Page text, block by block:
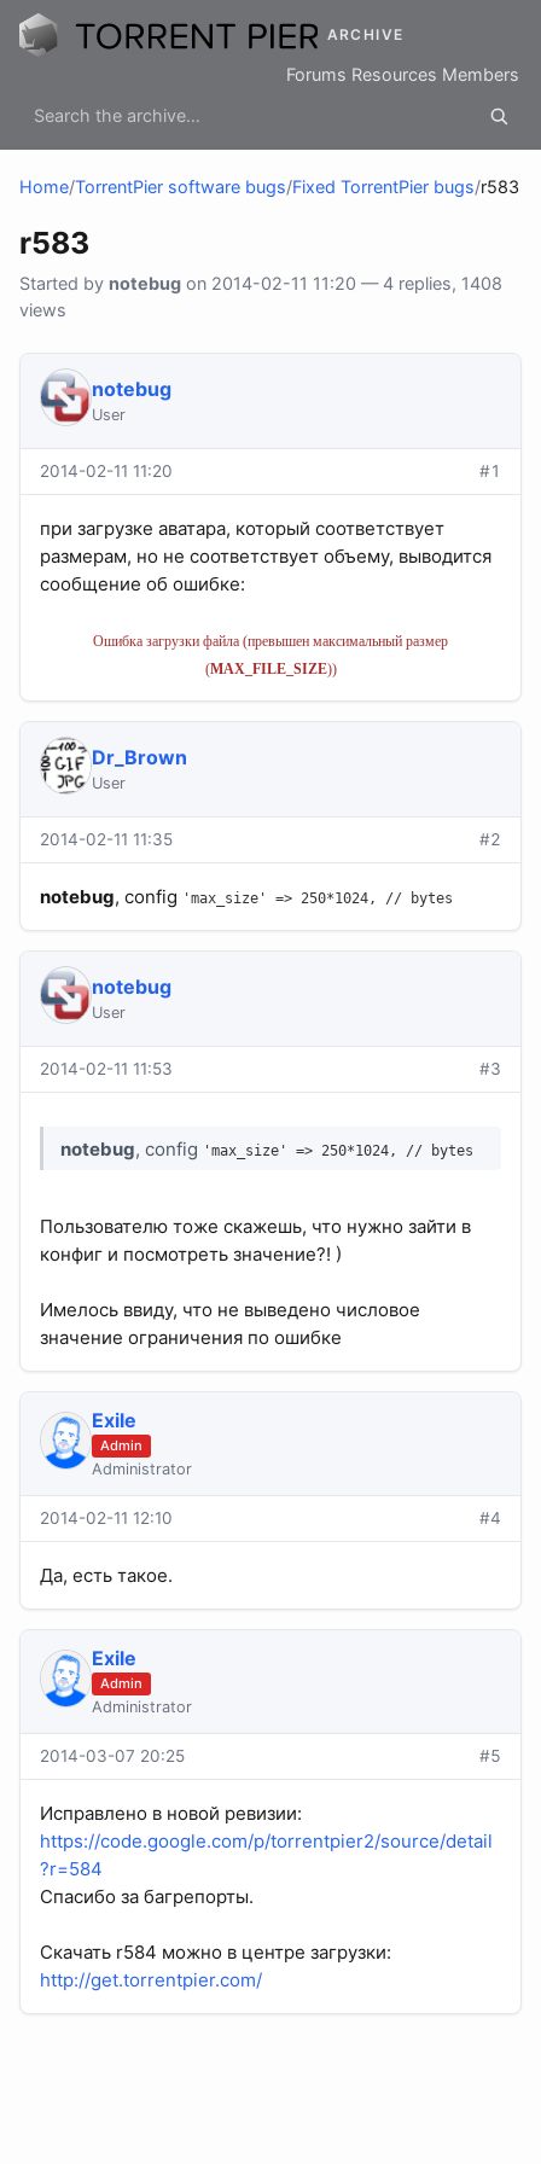
ARCHIVE
Forums Resources Members
Home/TorrentPier software bugs/Fixed TorrentPier bugs/r583
r583
Started by notebug on 2014-02-11 11:20 — 4 replies, 1408
views
notebug
User
2014-02-11 11:20 #1
при загрузке аватара, который соответствует
размерам, но не соответствует объему, выводится
сообщение об ошибке:
Ошибка загрузки файла (превышен максимальный размер
(MAX_FILE_SIZE))
Dr_Brown
User
2014-02-11 11:35 #2
notebug, config 'max_size' => 250*1024, // bytes
notebug
User
2014-02-11 11:53 #3
notebug, config 'max_size' => 250*1024, // bytes
Пользователю тоже скажешь, что нужно зайти в
конфиг и посмотреть значение?! )
Имелось ввиду, что не выведено числовое
значение ограничения по ошибке
Exile
Admin
Administrator
2014-02-11 12:10 #4
Да, есть такое.
Exile
Admin
Administrator
2014-03-07 20:25 #5
Исправлено в новой ревизии:
https://code.google.com/p/torrentpier2/source/detail
?r=584
Спасибо за багрепорты.
Скачать r584 можно в центре загрузки:
http://get.torrentpier.com/